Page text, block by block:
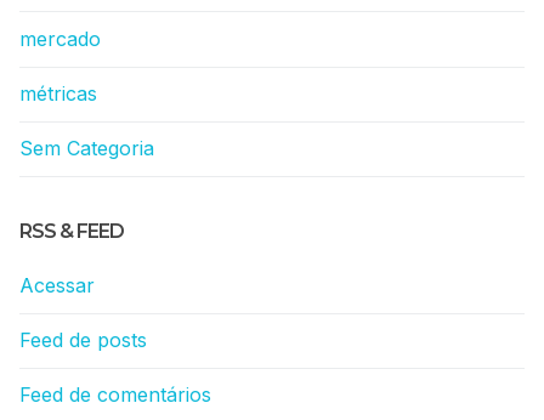
mercado
métricas
Sem Categoria
RSS & FEED
Acessar
Feed de posts
Feed de comentários